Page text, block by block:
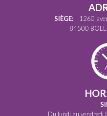
SIÈGE: 1260
84500
Du lundi au